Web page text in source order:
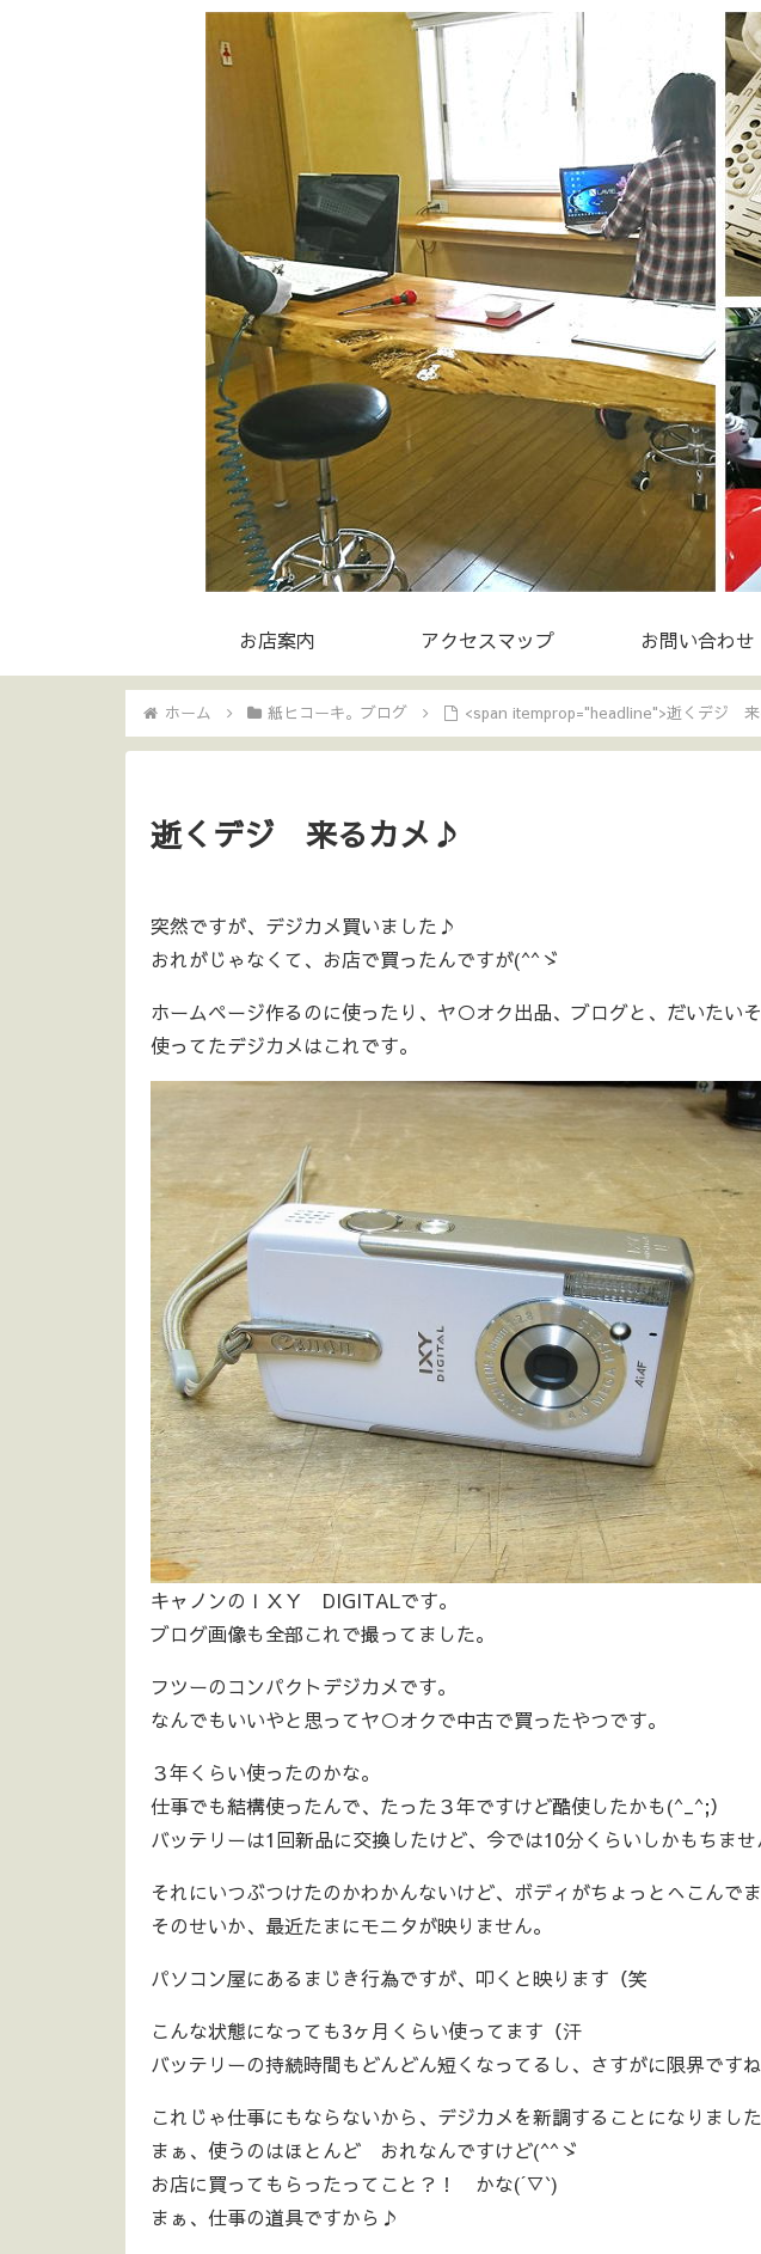
お店案内 アクセスマップ お問い合わせ
ホーム 紙ヒコーキ。ブログ <span itemprop="headline">逝くデジ
逝くデジ 来るカメ♪
突然ですが、デジカメ買いました♪
おれがじゃなくて、お店で買ったんですが(^^ゞ
ホームページ作るのに使ったり、ヤ○オク出品、ブログと、だいたい
使ってたデジカメはこれです。
キャノンのＩＸＹ DIGITALです。
ブログ画像も全部これで撮ってました。
フツーのコンパクトデジカメです。
なんでもいいやと思ってヤ○オクで中古で買ったやつです。
３年くらい使ったのかな。
仕事でも結構使ったんで、たった３年ですけど酷使したかも(^_^;）
バッテリーは1回新品に交換したけど、今では10分くらいしかもちませ
それにいつぶつけたのかわかんないけど、ボディがちょっとへこんでま
そのせいか、最近たまにモニタが映りません。
パソコン屋にあるまじき行為ですが、叩くと映ります（笑
こんな状態になっても3ヶ月くらい使ってます（汗
バッテリーの持続時間もどんどん短くなってるし、さすがに限界です
これじゃ仕事にもならないから、デジカメを新調することになりまし
まぁ、使うのはほとんど おれなんですけど(^^ゞ
お店に買ってもらったってこと？！ かな(´▽`)
まぁ、仕事の道具ですから♪